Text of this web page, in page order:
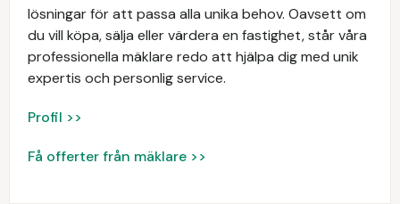
lösningar för att passa alla unika behov. Oavsett om
du vill köpa, sälja eller värdera en fastighet, står våra
professionella mäklare redo att hjälpa dig med unik
expertis och personlig service.
Profil >>
Få offerter från mäklare >>